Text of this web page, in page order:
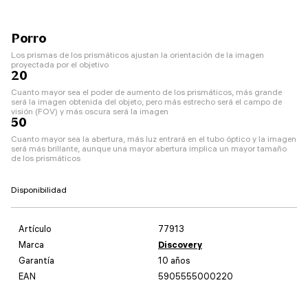
Porro
Los prismas de los prismáticos ajustan la orientación de la imagen
proyectada por el objetivo
20
Cuanto mayor sea el poder de aumento de los prismáticos, más grande
será la imagen obtenida del objeto, pero más estrecho será el campo de
visión (FOV) y más oscura será la imagen
50
Cuanto mayor sea la abertura, más luz entrará en el tubo óptico y la imagen
será más brillante, aunque una mayor abertura implica un mayor tamaño
de los prismáticos
Disponibilidad
Artículo
77913
Marca
Discovery
Garantía
10 años
EAN
5905555000220